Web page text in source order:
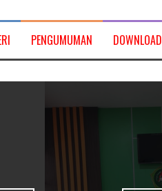
PENGUMUMAN DOWNLOAD